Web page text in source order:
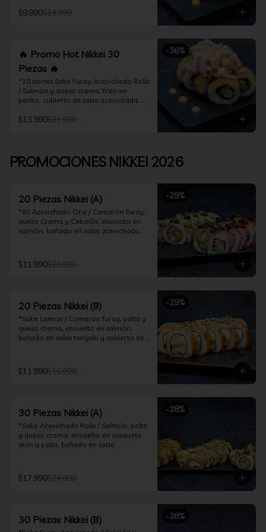
$9.990$14.990
-36%
🔥 Promo Hot Nikkei 30
Piezas 🔥
*10 cortes Sake Furay Acevichado Rolls
/ Salmón y queso crema, frito en
panko, cubierto de salsa acevichada,
*10 cortes Maguro Acevichado Rolls /
acevichado
$13.990$21.990
PROMOCIONES NIKKEI 2026
-29%
20 Piezas Nikkei (A)
*82 Acevichado One / Camarón furay,
queso Crema y Cebollín, envuelto en
salmón, bañado en salsa acevichada
y cebollin, frito en panko cubierto de
ceviche hot.
$11.990$16.990
-29%
20 Piezas Nikkei (B)
*Sake Lemon / Camarón furay, palta y
queso crema, envuelto en salmón,
bañado en salsa teriyaki y cubierto de
*Shrimp Fire Rolls /Palta y camarón
furay, envuelto en queso crema
*Incluye 2 palitos, 2 soya 30ml, 1 salsa
teriyaki 30ml
$11.990$16.990
-28%
30 Piezas Nikkei (A)
*Sake Acevichado Rolls / Salmón, palta
y queso crema, envuelto en plaqueta
atún y palta, bañado en salsa
*Shrimp Fire Rolls / Palta y camarón
furay, envuelto en queso crema
*Almond Furay / Pollo teriyaki, queso
crema y almendras tostadas, frito en
$17.990$24.990
-28%
30 Piezas Nikkei (B)